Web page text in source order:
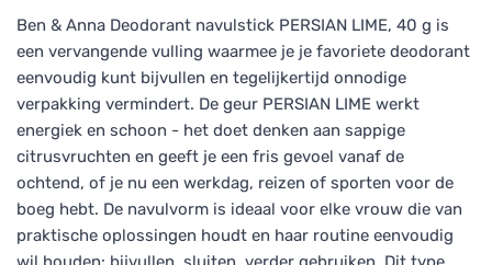
Ben & Anna Deodorant navulstick PERSIAN LIME, 40 g is
een vervangende vulling waarmee je je favoriete deodorant
eenvoudig kunt bijvullen en tegelijkertijd onnodige
verpakking vermindert. De geur PERSIAN LIME werkt
energiek en schoon - het doet denken aan sappige
citrusvruchten en geeft je een fris gevoel vanaf de
ochtend, of je nu een werkdag, reizen of sporten voor de
boeg hebt. De navulvorm is ideaal voor elke vrouw die van
praktische oplossingen houdt en haar routine eenvoudig